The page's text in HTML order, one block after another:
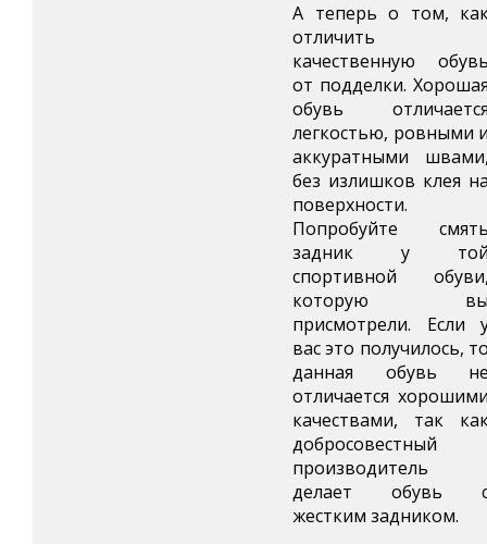
А теперь о том,
отличить
качественную
от подделки.
обувь
легкостью, ровными
аккуратными
без излишков клея
поверхности.
Попробуйте
задник у
спортивной
которую
присмотрели. Если
вас это получилось,
данная обувь
отличается
качествами, так
добросовестный
производитель
делает обувь
жестким задником.